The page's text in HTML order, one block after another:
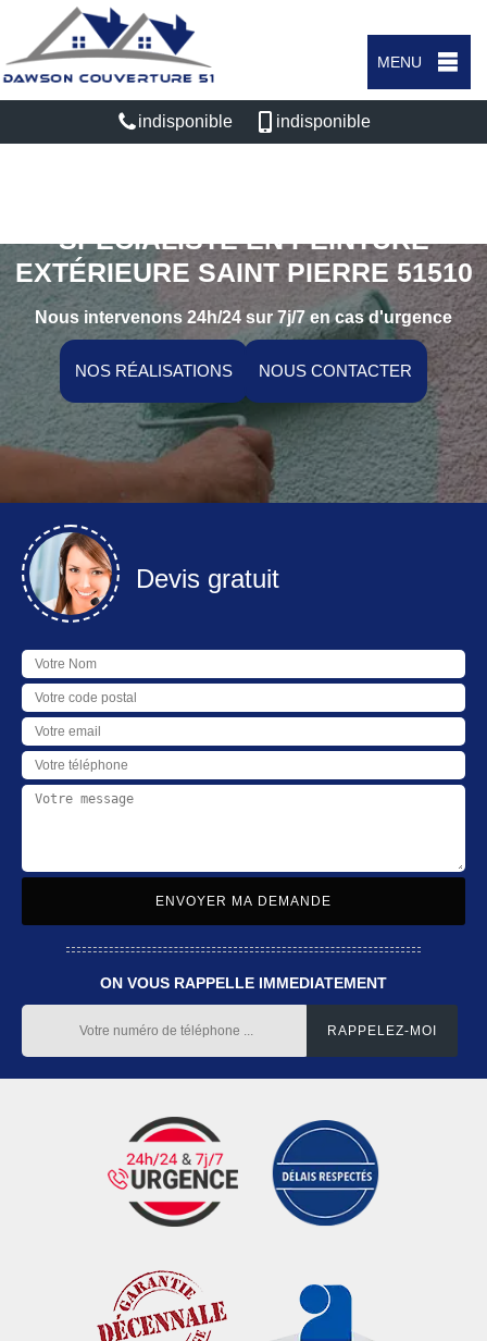
MENU
indisponible indisponible
SPÉCIALISTE EN PEINTURE
EXTÉRIEURE SAINT PIERRE 51510
Nous intervenons 24h/24 sur 7j/7 en cas d'urgence
NOS RÉALISATIONS NOUS CONTACTER
Devis gratuit
ON VOUS RAPPELLE IMMEDIATEMENT